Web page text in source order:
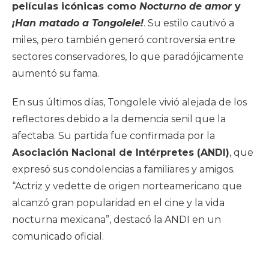
películas icónicas como Nocturno de amory
¡Han matado a Tongolele!. Su estilo cautivó a
miles, pero también generó controversia entre
sectores conservadores, lo que paradójicamente
aumentó su fama.
En sus últimos días, Tongolele vivió alejada de los
reflectores debido a la demencia senil que la
afectaba. Su partida fue confirmada por la
Asociación Nacional de Intérpretes (ANDI), que
expresó sus condolencias a familiares y amigos.
“Actriz y vedette de origen norteamericano que
alcanzó gran popularidad en el cine y la vida
nocturna mexicana”, destacó la ANDI en un
comunicado oficial.